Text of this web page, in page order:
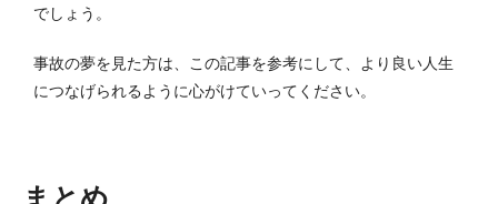
でしょう。
事故の夢を見た方は、この記事を参考にして、より良い人生
につなげられるように心がけていってください。
まとめ